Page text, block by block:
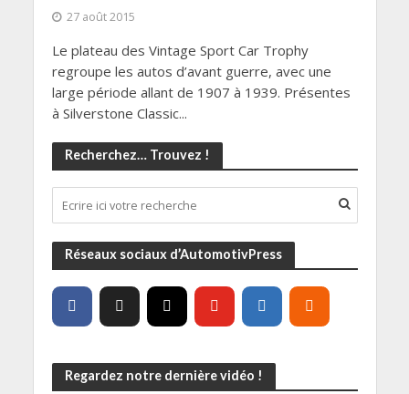
27 août 2015
Le plateau des Vintage Sport Car Trophy
regroupe les autos d’avant guerre, avec une
large période allant de 1907 à 1939. Présentes
à Silverstone Classic...
Recherchez… Trouvez !
Réseaux sociaux d’AutomotivPress
Regardez notre dernière vidéo !